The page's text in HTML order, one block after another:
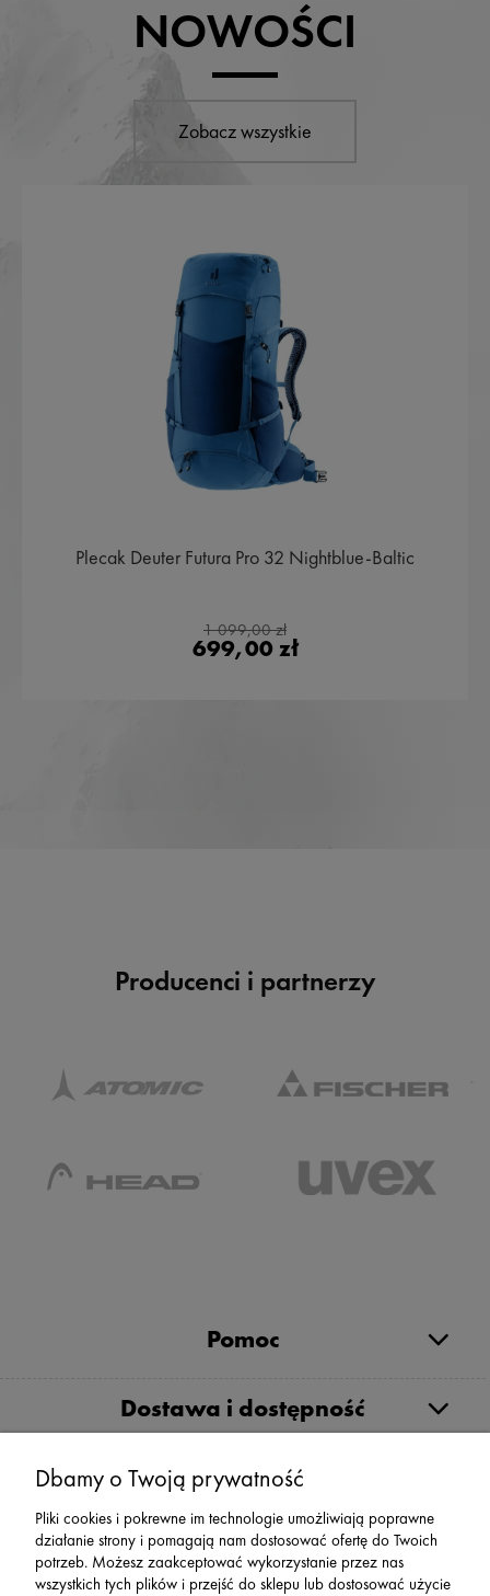
NOWOŚCI
Zobacz wszystkie
Plecak Deuter Futura Pro 32 Nightblue-Baltic
1 099,00 zł
699,00 zł
Producenci i partnerzy
Pomoc
Dostawa i dostępność
Moje konto
Serwis
Dbamy o Twoją prywatność
Pliki cookies i pokrewne im technologie umożliwiają poprawne
działanie strony i pomagają nam dostosować ofertę do Twoich
potrzeb. Możesz zaakceptować wykorzystanie przez nas
wszystkich tych plików i przejść do sklepu lub dostosować użycie